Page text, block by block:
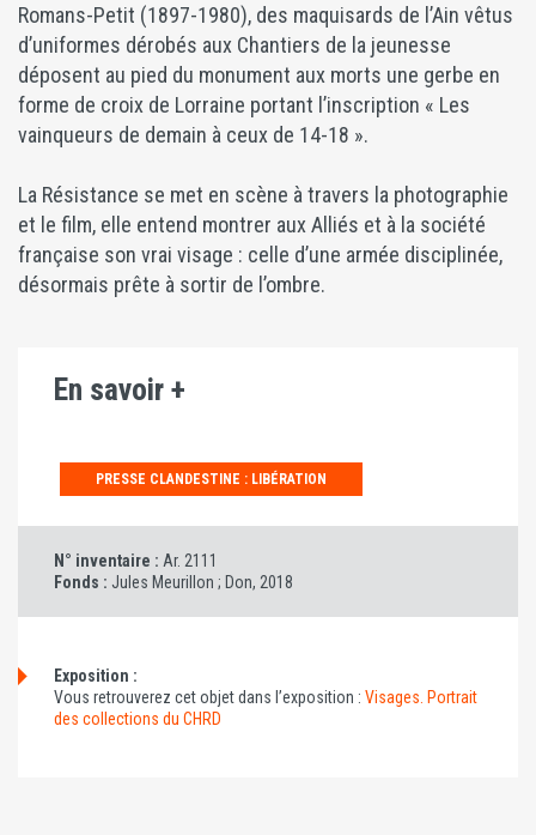
Romans-Petit (1897-1980), des maquisards de l’Ain vêtus
d’uniformes dérobés aux Chantiers de la jeunesse
déposent au pied du monument aux morts une gerbe en
forme de croix de Lorraine portant l’inscription « Les
vainqueurs de demain à ceux de 14-18 ».
La Résistance se met en scène à travers la photographie
et le film, elle entend montrer aux Alliés et à la société
française son vrai visage : celle d’une armée disciplinée,
désormais prête à sortir de l’ombre.
En savoir +
PRESSE CLANDESTINE : LIBÉRATION
N° inventaire : Ar. 2111
Fonds : Jules Meurillon ; Don, 2018
Exposition :
Vous retrouverez cet objet dans l’exposition : Visages. Portrait
des collections du CHRD